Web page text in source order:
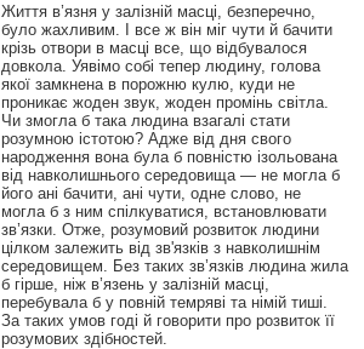
Життя в’язня у залізній масці, безперечно,
було жахливим. І все ж він міг чути й бачити
крізь отвори в масці все, що відбувалося
довкола. Уявімо собі тепер людину, голова
якої замкнена в порожню кулю, куди не
проникає жоден звук, жоден промінь світла.
Чи змогла б така людина взагалі стати
розумною істотою? Адже від дня свого
народження вона була б повністю ізольована
від навколишнього середовища — не могла б
його ані бачити, ані чути, одне слово, не
могла б з ним спілкуватися, встановлювати
зв’язки. Отже, розумовий розвиток людини
цілком залежить від зв'язків з навколишнім
середовищем. Без таких зв’язків людина жила
б гірше, ніж в’язень у залізній масці,
перебувала б у повній темряві та німій тиші.
За таких умов годі й говорити про розвиток її
розумових здібностей.